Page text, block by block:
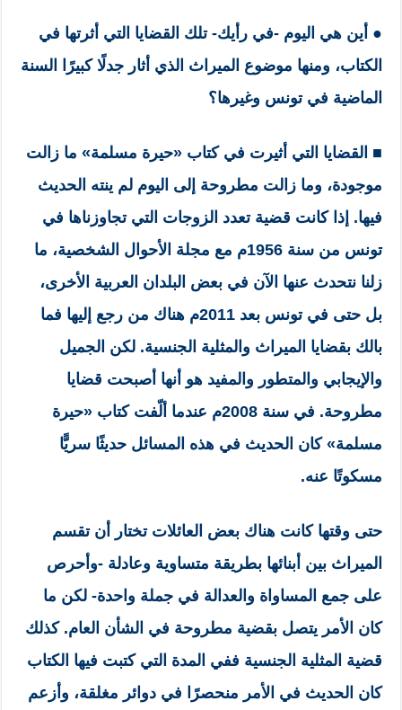
● أين هي اليوم -في رأيك- تلك القضايا التي أثرتها في
الكتاب، ومنها موضوع الميراث الذي أثار جدلًا كبيرًا السنة
الماضية في تونس وغيرها؟
■ القضايا التي أثيرت في كتاب «حيرة مسلمة» ما زالت
موجودة، وما زالت مطروحة إلى اليوم لم ينته الحديث
فيها. إذا كانت قضية تعدد الزوجات التي تجاوزناها في
تونس من سنة 1956م مع مجلة الأحوال الشخصية، ما
زلنا نتحدث عنها الآن في بعض البلدان العربية الأخرى،
بل حتى في تونس بعد 2011م هناك من رجع إليها فما
بالك بقضايا الميراث والمثلية الجنسية. لكن الجميل
والإيجابي والمتطور والمفيد هو أنها أصبحت قضايا
مطروحة. في سنة 2008م عندما ألّفت كتاب «حيرة
مسلمة» كان الحديث في هذه المسائل حديثًا سريًّا
مسكوتًا عنه.
حتى وقتها كانت هناك بعض العائلات تختار أن تقسم
الميراث بين أبنائها بطريقة متساوية وعادلة -وأحرص
على جمع المساواة والعدالة في جملة واحدة- لكن ما
كان الأمر يتصل بقضية مطروحة في الشأن العام. كذلك
قضية المثلية الجنسية ففي المدة التي كتبت فيها الكتاب
كان الحديث في الأمر منحصرًا في دوائر مغلقة، وأزعم